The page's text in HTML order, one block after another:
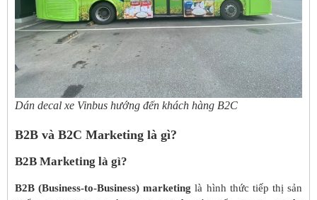
Dán decal xe Vinbus hướng đến khách hàng B2C
B2B và B2C Marketing là gì?
B2B Marketing là gì?
B2B (Business-to-Business) marketing là hình thức tiếp thị sản